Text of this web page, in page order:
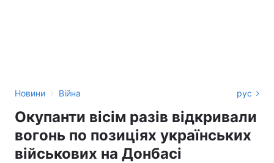
Новини › Війна рус
Окупанти вісім разів відкривали
вогонь по позиціях українських
військових на Донбасі